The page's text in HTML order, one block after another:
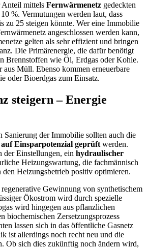
Anteil mittels Fernwärmenetz gedeckten
%. Vermutungen werden laut, dass
zu 25 steigen könnte. Wer eine Immobilie
angeschlossen werden kann,
gelten als sehr effizient und bringen
Die Primärenergie, die dafür benötigt
Brennstoffen wie Öl, Erdgas oder Kohle.
aus Müll. Ebenso kommen erneuerbare
oder Bioerdgas zum Einsatz.
steigern – Energie
Sanierung der Immobilie sollten auch die
auf Einsparpotenzial geprüft werden.
der Einstellungen, ein hydraulischer
Heizungswartung, die fachmännisch
Heizungsbetrieb positiv optimieren.
Gewinnung von synthetischem
Ökostrom wird durch spezielle
wird hingegen aus pflanzlichen
biochemischen Zersetzungsprozess
lassen sich in das öffentliche Gasnetz
ist allerdings noch recht neu und die
Ob sich dies zukünftig noch ändern wird,